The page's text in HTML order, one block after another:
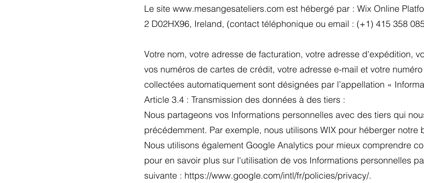
Le site www.mesangesateliers.com est hébergé par : Wix Online
2 D02HX96, Ireland, (contact téléphonique ou email : (+1) 415 358
Votre nom, votre adresse de facturation, votre adresse d'expédition,
vos numéros de cartes de crédit, votre adresse e-mail et votre
collectées automatiquement sont désignées par l’appellation «
Article 3.4 : Transmission des données à des tiers :
Nous partageons vos Informations personnelles avec des tiers qui
précédemment. Par exemple, nous utilisons WIX pour héberger
Nous utilisons également Google Analytics pour mieux comprendre
pour en savoir plus sur l'utilisation de vos Informations personnelles
suivante : https://www.google.com/intl/fr/policies/privacy/.